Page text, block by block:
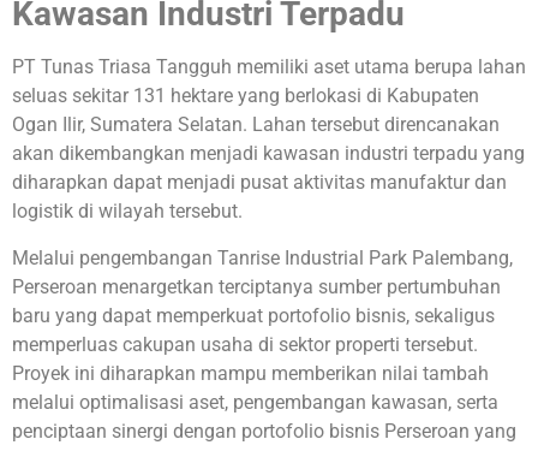
Kawasan Industri Terpadu
PT Tunas Triasa Tangguh memiliki aset utama berupa lahan
seluas sekitar 131 hektare yang berlokasi di Kabupaten
Ogan Ilir, Sumatera Selatan. Lahan tersebut direncanakan
akan dikembangkan menjadi kawasan industri terpadu yang
diharapkan dapat menjadi pusat aktivitas manufaktur dan
logistik di wilayah tersebut.
Melalui pengembangan Tanrise Industrial Park Palembang,
Perseroan menargetkan terciptanya sumber pertumbuhan
baru yang dapat memperkuat portofolio bisnis, sekaligus
memperluas cakupan usaha di sektor properti tersebut.
Proyek ini diharapkan mampu memberikan nilai tambah
melalui optimalisasi aset, pengembangan kawasan, serta
penciptaan sinergi dengan portofolio bisnis Perseroan yang